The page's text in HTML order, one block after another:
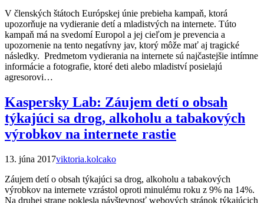
V členských štátoch Európskej únie prebieha kampaň, ktorá
upozorňuje na vydieranie detí a mladistvých na internete. Túto
kampaň má na svedomí Europol a jej cieľom je prevencia a
upozornenie na tento negatívny jav, ktorý môže mať aj tragické
následky. Predmetom vydierania na internete sú najčastejšie intímne
informácie a fotografie, ktoré deti alebo mladiství posielajú
agresorovi…
Kaspersky Lab: Záujem detí o obsah
týkajúci sa drog, alkoholu a tabakových
výrobkov na internete rastie
13. júna 2017viktoria.kolcako
Záujem detí o obsah týkajúci sa drog, alkoholu a tabakových
výrobkov na internete vzrástol oproti minulému roku z 9% na 14%.
Na druhej strane poklesla návštevnosť webových stránok týkajúcich